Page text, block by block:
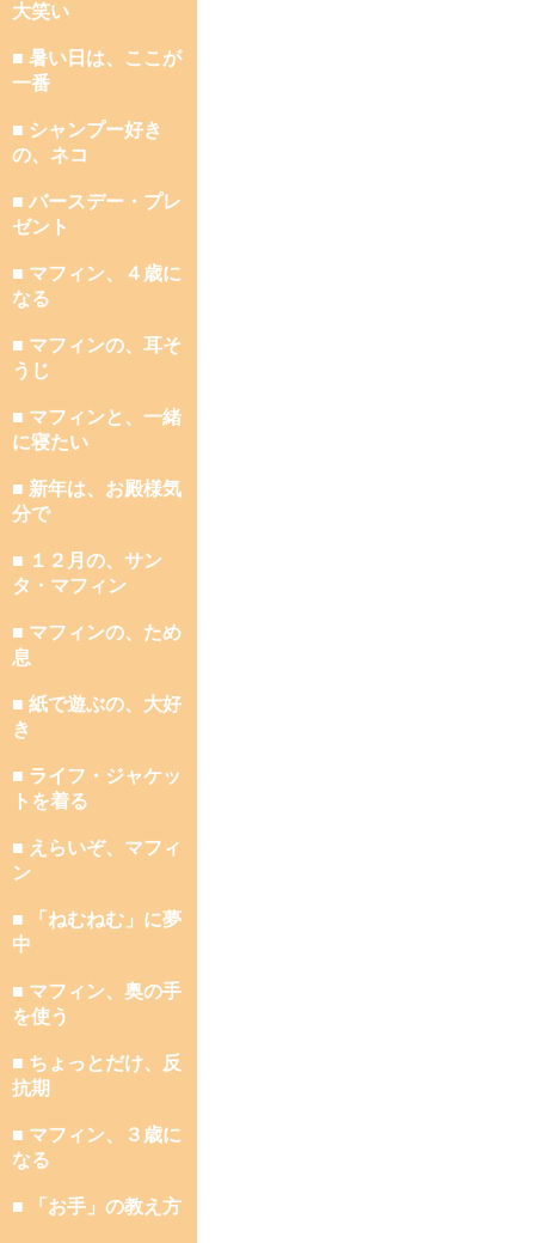
大笑い
■ 暑い日は、ここが
一番
■ シャンプー好き
の、ネコ
■ バースデー・プレ
ゼント
■ マフィン、４歳に
なる
■ マフィンの、耳そ
うじ
■ マフィンと、一緒
に寝たい
■ 新年は、お殿様気
分で
■ １２月の、サン
タ・マフィン
■ マフィンの、ため
息
■ 紙で遊ぶの、大好
き
■ ライフ・ジャケッ
トを着る
■ えらいぞ、マフィ
ン
■ 「ねむねむ」に夢
中
■ マフィン、奥の手
を使う
■ ちょっとだけ、反
抗期
■ マフィン、３歳に
なる
■ 「お手」の教え方